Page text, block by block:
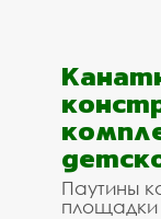
Паутины
площадки